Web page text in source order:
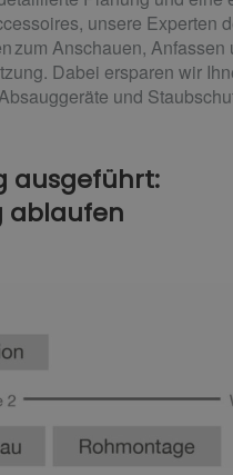
unsere Experten
zum Anschauen,
Dabei ersparen wir
und
ausgeführt:
ablaufen